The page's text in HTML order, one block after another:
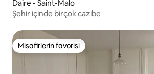
Daire - Saint-Malo
Şehir içinde birçok cazibe
Misafirlerin favorisi
Misafirlerin favorisi